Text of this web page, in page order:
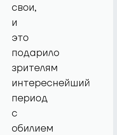
свои,
и
это
подарило
зрителям
интереснейший
период
с
обилием